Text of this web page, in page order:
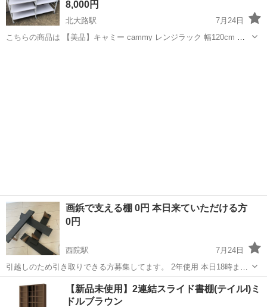
8,000円
北大路駅
7月24日
こちらの商品は 【美品】キャミー cammy レンジラック 幅120cm と
画鋲で支える棚 0円 本日来ていただける方
0円
西院駅
7月24日
引越しのため引き取りできる方募集してます。 2年使用 本日18時まで
に自宅まで引き取りに来ていただける方限定です。 搬出できる方でお
願いします。 傷や使用感ありますが、まだ使えます。
京都市 西院駅 収納家具
【新品未使用】2連結スライド書棚(テイルI)ミ
ドルブラウン